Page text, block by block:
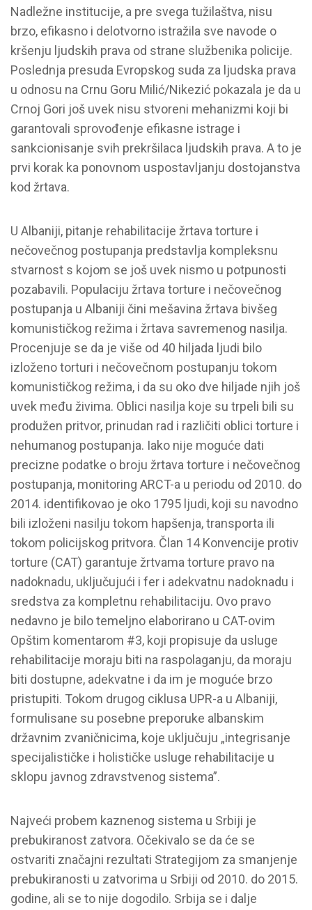
Nadležne institucije, a pre svega tužilaštva, nisu
brzo, efikasno i delotvorno istražila sve navode o
kršenju ljudskih prava od strane službenika policije.
Poslednja presuda Evropskog suda za ljudska prava
u odnosu na Crnu Goru Milić/Nikezić pokazala je da u
Crnoj Gori još uvek nisu stvoreni mehanizmi koji bi
garantovali sprovođenje efikasne istrage i
sankcionisanje svih prekršilaca ljudskih prava. A to je
prvi korak ka ponovnom uspostavljanju dostojanstva
kod žrtava.
U Albaniji, pitanje rehabilitacije žrtava torture i
nečovečnog postupanja predstavlja kompleksnu
stvarnost s kojom se još uvek nismo u potpunosti
pozabavili. Populaciju žrtava torture i nečovečnog
postupanja u Albaniji čini mešavina žrtava bivšeg
komunističkog režima i žrtava savremenog nasilja.
Procenjuje se da je više od 40 hiljada ljudi bilo
izloženo torturi i nečovečnom postupanju tokom
komunističkog režima, i da su oko dve hiljade njih još
uvek među živima. Oblici nasilja koje su trpeli bili su
produžen pritvor, prinudan rad i različiti oblici torture i
nehumanog postupanja. Iako nije moguće dati
precizne podatke o broju žrtava torture i nečovečnog
postupanja, monitoring ARCT-a u periodu od 2010. do
2014. identifikovao je oko 1795 ljudi, koji su navodno
bili izloženi nasilju tokom hapšenja, transporta ili
tokom policijskog pritvora. Član 14 Konvencije protiv
torture (CAT) garantuje žrtvama torture pravo na
nadoknadu, uključujući i fer i adekvatnu nadoknadu i
sredstva za kompletnu rehabilitaciju. Ovo pravo
nedavno je bilo temeljno elaborirano u CAT-ovim
Opštim komentarom #3, koji propisuje da usluge
rehabilitacije moraju biti na raspolaganju, da moraju
biti dostupne, adekvatne i da im je moguće brzo
pristupiti. Tokom drugog ciklusa UPR-a u Albaniji,
formulisane su posebne preporuke albanskim
državnim zvaničnicima, koje uključuju „integrisanje
specijalističke i holističke usluge rehabilitacije u
sklopu javnog zdravstvenog sistema”.
Najveći probem kaznenog sistema u Srbiji je
prebukiranost zatvora. Očekivalo se da će se
ostvariti značajni rezultati Strategijom za smanjenje
prebukiranosti u zatvorima u Srbiji od 2010. do 2015.
godine, ali se to nije dogodilo. Srbija se i dalje